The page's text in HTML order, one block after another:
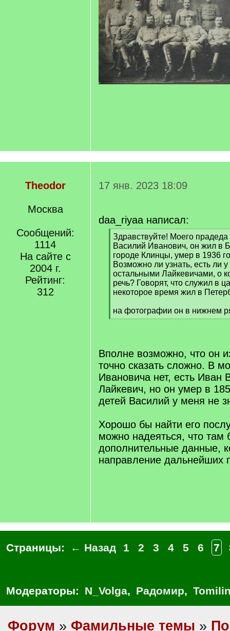
Theodor
Москва
Сообщений:
1114
На сайте с
2004 г.
Рейтинг:
312
17 янв. 2023 18:09
daa_riyaa написал:
[
q
]
Здравствуйте! Моего
Василий Иванович, он жил в
городе Клинцы, умер в 1936
Возможно ли узнать, есть ли у
остальными Лайкевичами, о
речь? Говорят, что служил в
некоторое время жил в
на фотографии он в нижнем
[
Вполне возможно, что он
точно сказать сложно. В
Ивановича нет, есть Иван
Лайкевич, но он умер в
детей Василий у меня не
Хорошо бы найти его
можно надеяться, что там
дополнительные данные,
направление дальнейших
Страницы: ← Назад 1 2 3 4 5 6 7
Модераторы: N_Volga, Радомир,
Форум » Фамильные темы »